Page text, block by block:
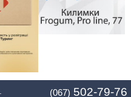
(067) 502-79-76